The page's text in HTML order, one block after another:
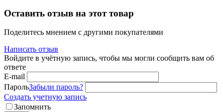
Оставить отзыв на этот товар
Поделитесь мнением с другими покупателями
Написать отзыв
Войдите в учётную запись, чтобы мы могли сообщить вам об
ответе
E-mail
ПарольЗабыли пароль?
Создать учетную запись
Запомнить